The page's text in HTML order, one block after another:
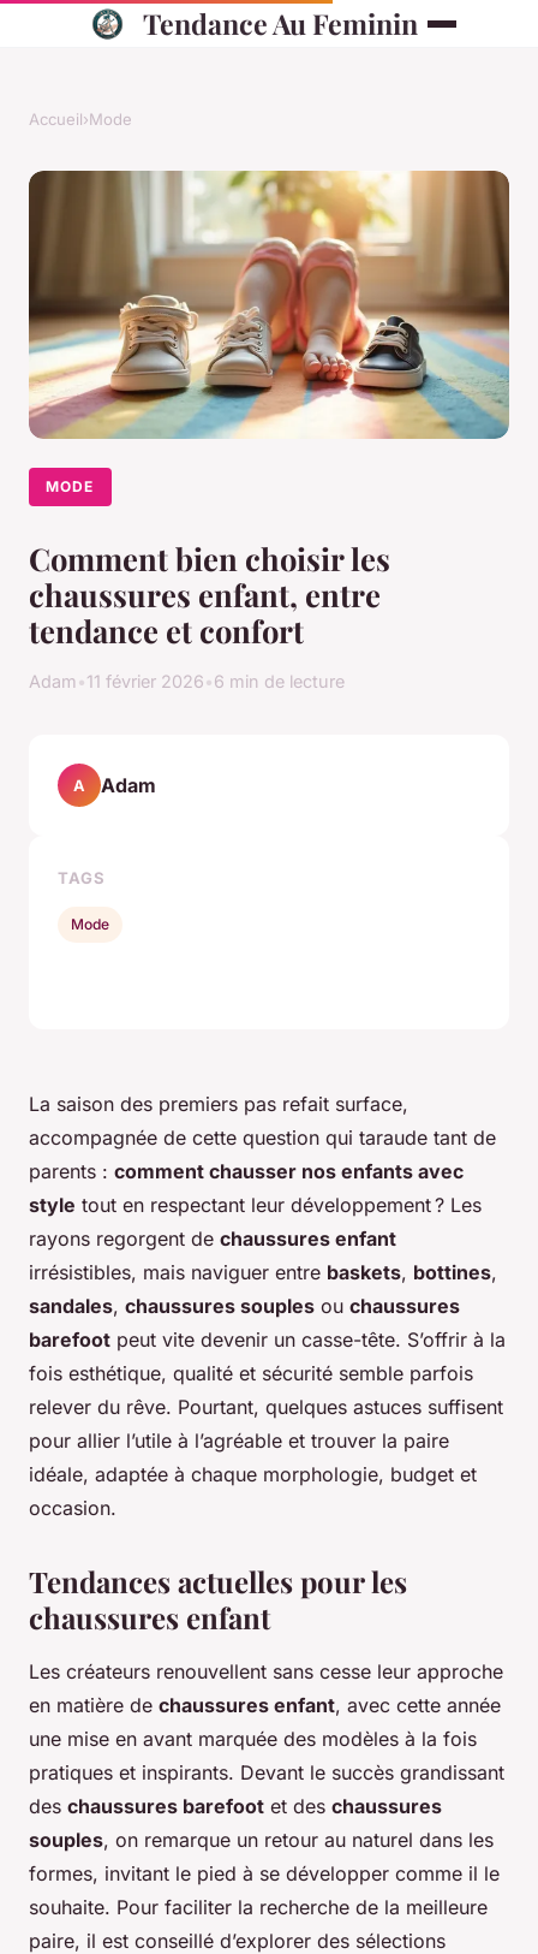
Tendance Au Feminin
Accueil›Mode
MODE
Comment bien choisir les
chaussures enfant, entre
tendance et confort
Adam•11 février 2026•6 min de lecture
La saison des premiers pas refait surface,
accompagnée de cette question qui taraude tant de
parents : comment chausser nos enfants avec
style tout en respectant leur développement ? Les
rayons regorgent de chaussures enfant
irrésistibles, mais naviguer entre baskets, bottines,
sandales, chaussures souples ou chaussures
barefoot peut vite devenir un casse-tête. S’offrir à la
fois esthétique, qualité et sécurité semble parfois
relever du rêve. Pourtant, quelques astuces suffisent
pour allier l’utile à l’agréable et trouver la paire
idéale, adaptée à chaque morphologie, budget et
occasion.
Tendances actuelles pour les
chaussures enfant
Les créateurs renouvellent sans cesse leur approche
en matière de chaussures enfant, avec cette année
une mise en avant marquée des modèles à la fois
pratiques et inspirants. Devant le succès grandissant
des chaussures barefoot et des chaussures
souples, on remarque un retour au naturel dans les
formes, invitant le pied à se développer comme il le
souhaite. Pour faciliter la recherche de la meilleure
paire, il est conseillé d’explorer des sélections
A Adam
TAGS
Mode